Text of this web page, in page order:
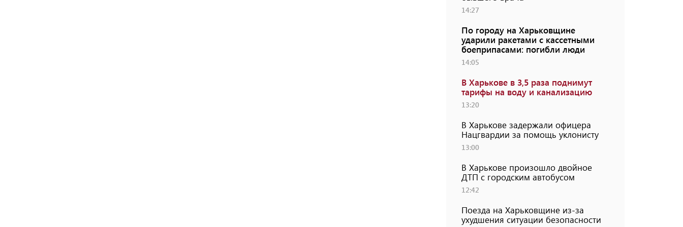
14:27
По городу на Харьковщине
ударили ракетами с кассетными
боеприпасами: погибли люди
14:05
В Харькове в 3,5 раза поднимут
тарифы на воду и канализацию
13:20
В Харькове задержали офицера
Нацгвардии за помощь уклонисту
13:00
В Харькове произошло двойное
ДТП с городским автобусом
12:42
Поезда на Харьковщине из-за
ухудшения ситуации безопасности